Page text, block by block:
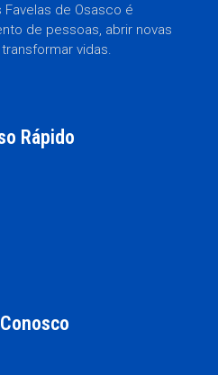
de Osasco é
de pessoas, abrir novas
vidas.
Rápido